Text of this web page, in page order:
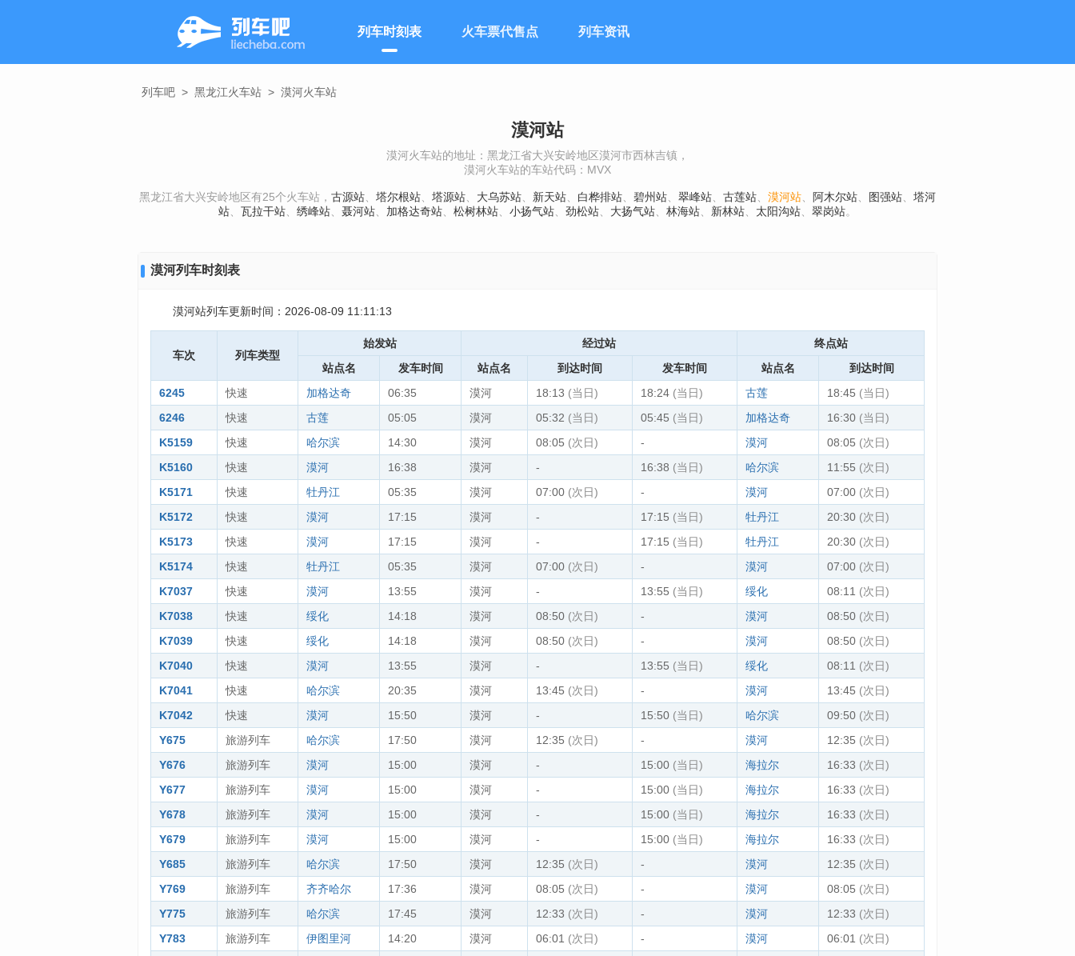
列车时刻表 火车票代售点 列车资讯
列车吧 > 黑龙江火车站 > 漠河火车站
漠河站
漠河火车站的地址：黑龙江省大兴安岭地区漠河市西林吉镇，
漠河火车站的车站代码：MVX
黑龙江省大兴安岭地区有25个火车站， 古源站 塔尔根站 塔源站 大乌苏站 新天站 白桦排站 碧州站 翠峰站 古莲站 漠河站 阿木尔站 图强站
塔河
站
瓦拉干站 绣峰站 聂河站 加格达奇站 松树林站 小扬气站 劲松站 大扬气站 林海站 新林站 太阳沟站 翠岗站。
漠河列车时刻表
漠河站列车更新时间：2026-08-09 11:11:13
车次 列车类型
始发站 经过站
终点站
站点名
发车时间 站点名 到达时间 发车时间 站点名
到达时间
6245
快速 加格达奇 06:35 漠河 18:13 (当日) 18:24 (当日) 古莲 18:45 (当日)
6246
快速 古莲 05:05 漠河 05:32 (当日) 05:45 (当日) 加格达奇 16:30 (当日)
K5159
快速 哈尔滨 14:30 漠河 08:05 (次日) - 漠河 08:05 (次日)
K5160
快速 漠河 16:38 漠河 - 16:38 (当日) 哈尔滨 11:55 (次日)
K5171
快速 牡丹江 05:35 漠河 07:00 (次日) - 漠河 07:00 (次日)
K5172
快速 漠河 17:15 漠河 - 17:15 (当日) 牡丹江 20:30 (次日)
K5173
快速 漠河 17:15 漠河 - 17:15 (当日) 牡丹江 20:30 (次日)
K5174
快速 牡丹江 05:35 漠河 07:00 (次日) - 漠河 07:00 (次日)
K7037
快速 漠河 13:55 漠河 - 13:55 (当日) 绥化 08:11 (次日)
K7038
快速 绥化 14:18 漠河 08:50 (次日) - 漠河 08:50 (次日)
K7039
快速 绥化 14:18 漠河 08:50 (次日) - 漠河 08:50 (次日)
K7040
快速 漠河 13:55 漠河 - 13:55 (当日) 绥化 08:11 (次日)
K7041
快速 哈尔滨 20:35 漠河 13:45 (次日) - 漠河 13:45 (次日)
K7042
快速 漠河 15:50 漠河 - 15:50 (当日) 哈尔滨 09:50 (次日)
Y675
旅游列车 哈尔滨 17:50 漠河 12:35 (次日) - 漠河 12:35 (次日)
Y676
旅游列车 漠河 15:00 漠河 - 15:00 (当日) 海拉尔 16:33 (次日)
Y677
旅游列车 漠河 15:00 漠河 - 15:00 (当日) 海拉尔 16:33 (次日)
Y678
旅游列车 漠河 15:00 漠河 - 15:00 (当日) 海拉尔 16:33 (次日)
Y679
旅游列车 漠河 15:00 漠河 - 15:00 (当日) 海拉尔 16:33 (次日)
Y685
旅游列车 哈尔滨 17:50 漠河 12:35 (次日) - 漠河 12:35 (次日)
Y769
旅游列车 齐齐哈尔 17:36 漠河 08:05 (次日) - 漠河 08:05 (次日)
Y775
旅游列车 哈尔滨 17:45 漠河 12:33 (次日) - 漠河 12:33 (次日)
Y783
旅游列车 伊图里河 14:20 漠河 06:01 (次日) - 漠河 06:01 (次日)